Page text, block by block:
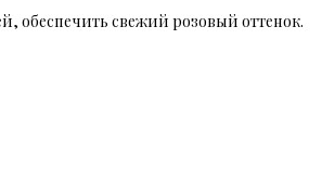
обеспечить свежий розовый оттенок.